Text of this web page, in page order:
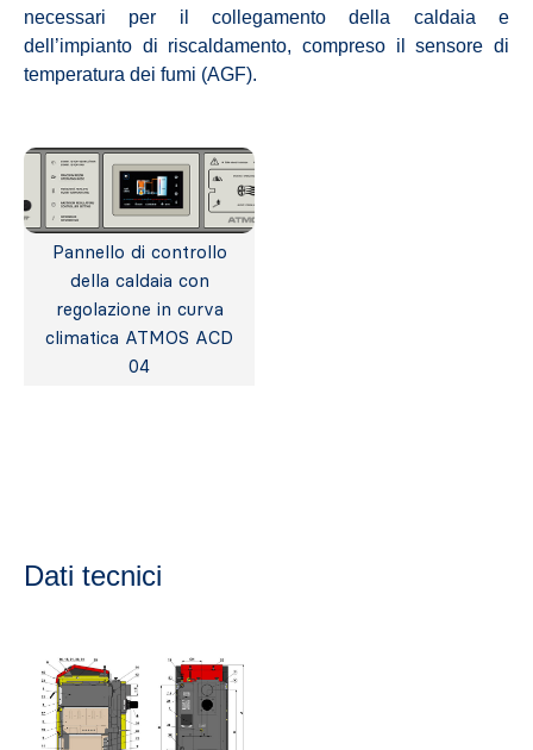
necessari per il collegamento della caldaia e
dell’impianto di riscaldamento, compreso il sensore di
temperatura dei fumi (AGF).
Pannello di controllo
della caldaia con
regolazione in curva
climatica ATMOS ACD
04
Dati tecnici